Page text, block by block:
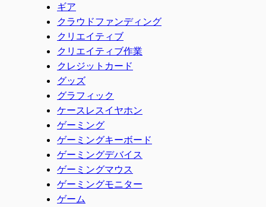
ギア
クラウドファンディング
クリエイティブ
クリエイティブ作業
クレジットカード
グッズ
グラフィック
ケースレスイヤホン
ゲーミング
ゲーミングキーボード
ゲーミングデバイス
ゲーミングマウス
ゲーミングモニター
ゲーム